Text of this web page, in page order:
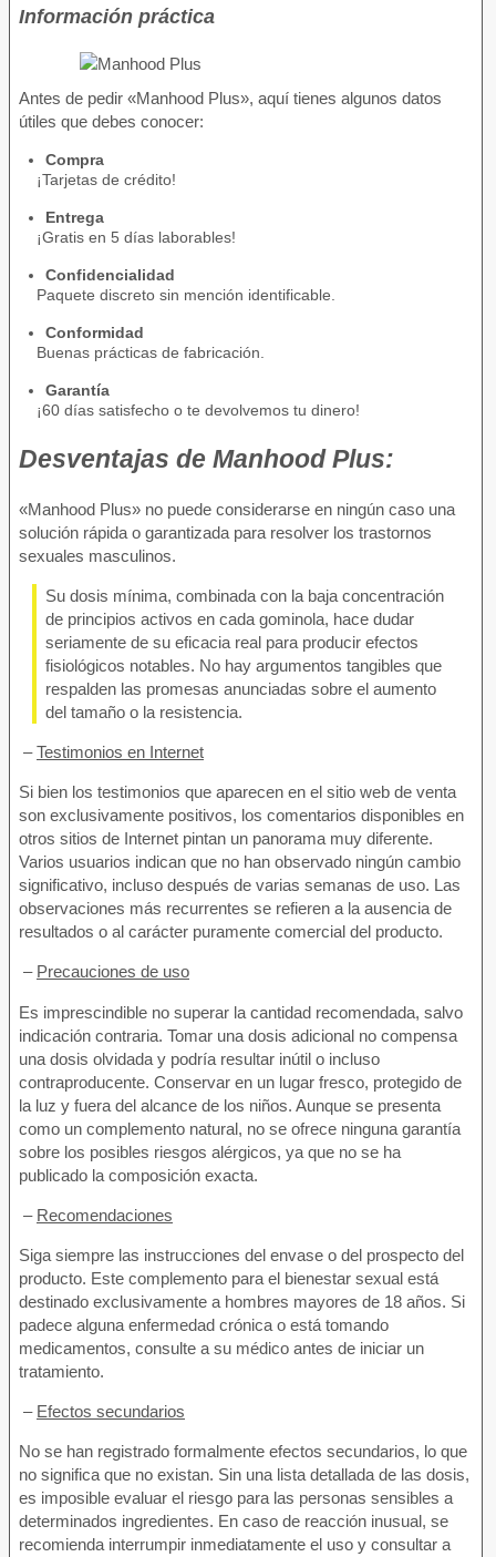
Información práctica
Antes de pedir «Manhood Plus», aquí tienes algunos datos
útiles que debes conocer:
Compra
¡Tarjetas de crédito!
Entrega
¡Gratis en 5 días laborables!​
Confidencialidad
Paquete discreto sin mención identificable.
Conformidad
Buenas prácticas de fabricación.
Garantía
¡60 días satisfecho o te devolvemos tu dinero!
Desventajas de Manhood Plus:
«Manhood Plus» no puede considerarse en ningún caso una
solución rápida o garantizada para resolver los trastornos
sexuales masculinos.
Su dosis mínima, combinada con la baja concentración
de principios activos en cada gominola, hace dudar
seriamente de su eficacia real para producir efectos
fisiológicos notables. No hay argumentos tangibles que
respalden las promesas anunciadas sobre el aumento
del tamaño o la resistencia.
–Testimonios en Internet
Si bien los testimonios que aparecen en el sitio web de venta
son exclusivamente positivos, los comentarios disponibles en
otros sitios de Internet pintan un panorama muy diferente.
Varios usuarios indican que no han observado ningún cambio
significativo, incluso después de varias semanas de uso. Las
observaciones más recurrentes se refieren a la ausencia de
resultados o al carácter puramente comercial del producto.
– Precauciones de uso
Es imprescindible no superar la cantidad recomendada, salvo
indicación contraria. Tomar una dosis adicional no compensa
una dosis olvidada y podría resultar inútil o incluso
contraproducente. Conservar en un lugar fresco, protegido de
la luz y fuera del alcance de los niños. Aunque se presenta
como un complemento natural, no se ofrece ninguna garantía
sobre los posibles riesgos alérgicos, ya que no se ha
publicado la composición exacta.
– Recomendaciones
Siga siempre las instrucciones del envase o del prospecto del
producto. Este complemento para el bienestar sexual está
destinado exclusivamente a hombres mayores de 18 años. Si
padece alguna enfermedad crónica o está tomando
medicamentos, consulte a su médico antes de iniciar un
tratamiento.
– Efectos secundarios
No se han registrado formalmente efectos secundarios, lo que
no significa que no existan. Sin una lista detallada de las dosis,
es imposible evaluar el riesgo para las personas sensibles a
determinados ingredientes. En caso de reacción inusual, se
recomienda interrumpir inmediatamente el uso y consultar a